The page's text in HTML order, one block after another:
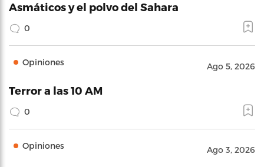
Asmáticos y el polvo del Sahara
0
Opiniones Ago 5, 2026
Terror a las 10 AM
0
Opiniones Ago 3, 2026